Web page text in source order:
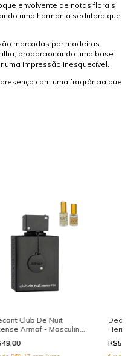
envolvente de notas florais
uma harmonia sedutora que
marcadas por madeiras
proporcionando uma base
uma impressão inesquecível.
com uma fragrância que
Club De Nuit
Armaf - Masculino
de Toillete